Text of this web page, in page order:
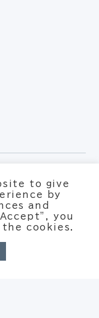
reserved
to give
by
and
you
cookies.